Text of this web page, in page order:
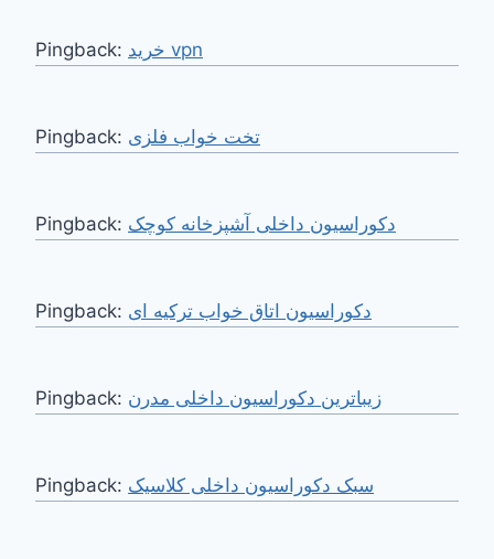
Pingback: خرید vpn
Pingback: تخت خواب فلزی
Pingback: دکوراسیون داخلی آشپزخانه کوچک
Pingback: دکوراسیون اتاق خواب ترکیه ‌ای
Pingback: زیباترین دکوراسیون داخلی مدرن
Pingback: سبک دکوراسیون داخلی کلاسیک